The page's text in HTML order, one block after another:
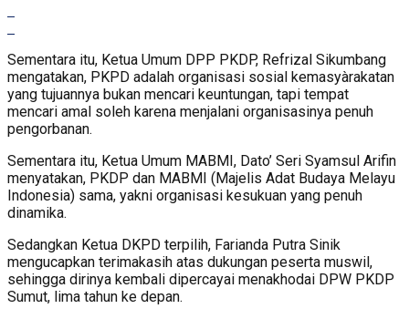
Sementara itu, Ketua Umum DPP PKDP, Refrizal Sikumbang
mengatakan, PKPD adalah organisasi sosial kemasyàrakatan
yang tujuannya bukan mencari keuntungan, tapi tempat
mencari amal soleh karena menjalani organisasinya penuh
pengorbanan.
Sementara itu, Ketua Umum MABMI, Dato’ Seri Syamsul Arifin
menyatakan, PKDP dan MABMI (Majelis Adat Budaya Melayu
Indonesia) sama, yakni organisasi kesukuan yang penuh
dinamika.
Sedangkan Ketua DKPD terpilih, Farianda Putra Sinik
mengucapkan terimakasih atas dukungan peserta muswil,
sehingga dirinya kembali dipercayai menakhodai DPW PKDP
Sumut, lima tahun ke depan.